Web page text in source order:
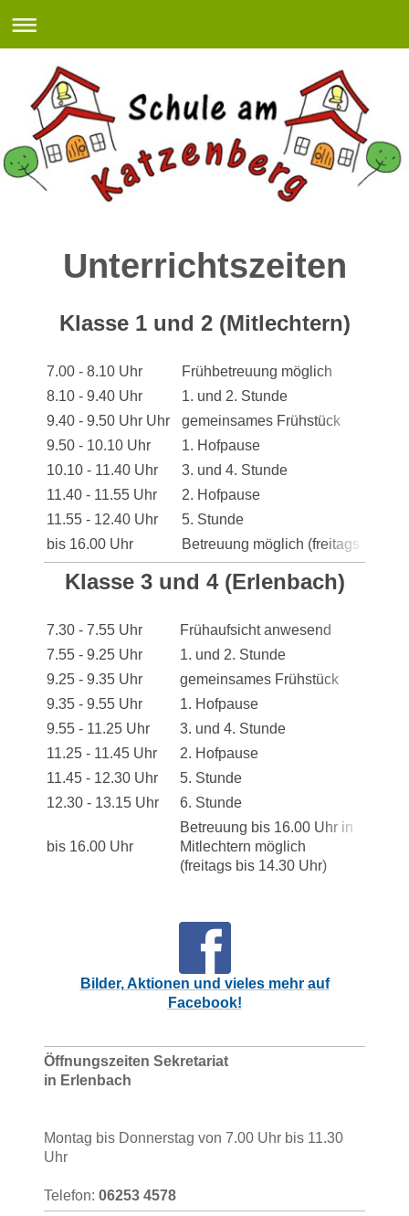
Unterrichtszeiten
Klasse 1 und 2 (Mitlechtern)
7.00 - 8.10 Uhr
Frühbetreuung möglich
8.10 - 9.40 Uhr
1. und 2. Stunde
9.40 - 9.50 Uhr Uhr
gemeinsames Frühstück
9.50 - 10.10 Uhr
1. Hofpause
10.10 - 11.40 Uhr
3. und 4. Stunde
11.40 - 11.55 Uhr
2. Hofpause
11.55 - 12.40 Uhr
5. Stunde
bis 16.00 Uhr
Betreuung möglich (freitags bis
Klasse 3 und 4 (Erlenbach)
7.30 - 7.55 Uhr
Frühaufsicht anwesend
7.55 - 9.25 Uhr
1. und 2. Stunde
9.25 - 9.35 Uhr
gemeinsames Frühstück
9.35 - 9.55 Uhr
1. Hofpause
9.55 - 11.25 Uhr
3. und 4. Stunde
11.25 - 11.45 Uhr
2. Hofpause
11.45 - 12.30 Uhr
5. Stunde
12.30 - 13.15 Uhr
6. Stunde
bis 16.00 Uhr
Betreuung bis 16.00 Uhr in
Mitlechtern möglich
(freitags bis 14.30 Uhr)
Bilder, Aktionen und vieles mehr auf
Facebook!
Öffnungszeiten Sekretariat
in Erlenbach
Montag bis Donnerstag von 7.00 Uhr bis 11.30
Uhr
Telefon: 06253 4578